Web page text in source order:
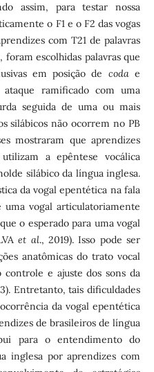
assim, para testar nossa
o F1 e o F2 das vogas
com T21 de palavras
foram escolhidas palavras que
em posição de codae
ramificado com uma
seguida de uma ou mais
silábicos não ocorrem no PB
mostraram que aprendizes
a epêntese vocálica
silábico da língua inglesa.
da vogal epentética na fala
vogal articulatoriamente
o esperado para uma vogal
et al., 2019). Isso pode ser
anatômicas do trato vocal
e ajuste dos sons da
Entretanto, tais dificuldades
da vogal epentética
de brasileiros de língua
para o entendimento do
inglesa por aprendizes com